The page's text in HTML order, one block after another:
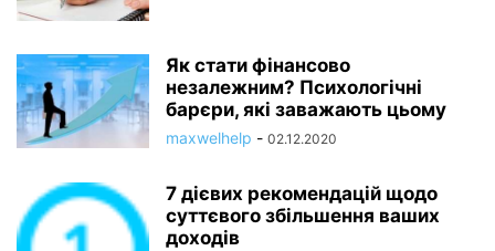
Як стати фінансово
незалежним? Психологічні
барєри, які заважають цьому
maxwelhelp - 02.12.2020
7 дієвих рекомендацій щодо
суттєвого збільшення ваших
доходів